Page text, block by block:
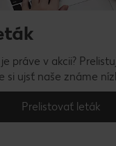
práve v akcii?
si ujsť naše známe
Prelistovať leták